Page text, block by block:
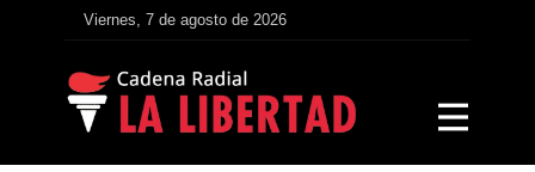
Viernes, 7 de agosto de 2026